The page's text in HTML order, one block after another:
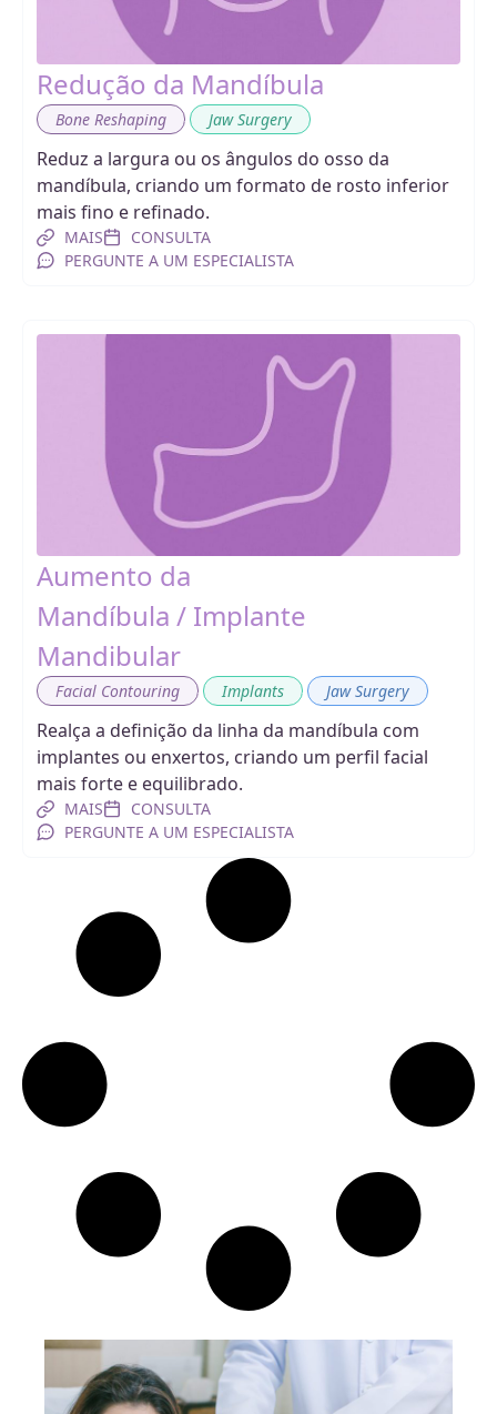
Redução da Mandíbula
Bone Reshaping Jaw Surgery
Reduz a largura ou os ângulos do osso da
mandíbula, criando um formato de rosto inferior
mais fino e refinado.
MAIS
CONSULTA
PERGUNTE A UM ESPECIALISTA
Aumento da
Mandíbula / Implante
Mandibular
Facial Contouring Implants Jaw Surgery
Realça a definição da linha da mandíbula com
implantes ou enxertos, criando um perfil facial
mais forte e equilibrado.
MAIS
CONSULTA
PERGUNTE A UM ESPECIALISTA